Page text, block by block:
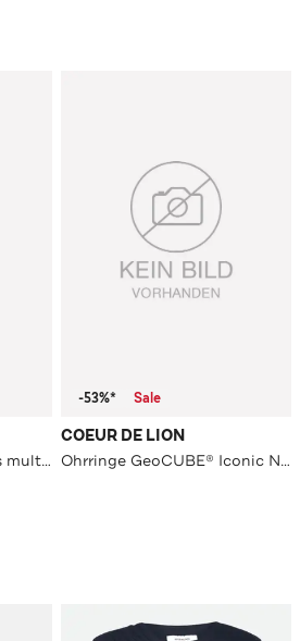
Ohrringe Joyful Colours multicolorgrün
-53%* Sale
COEUR DE LION
Ohrringe GeoCUBE® Iconic Nature pink